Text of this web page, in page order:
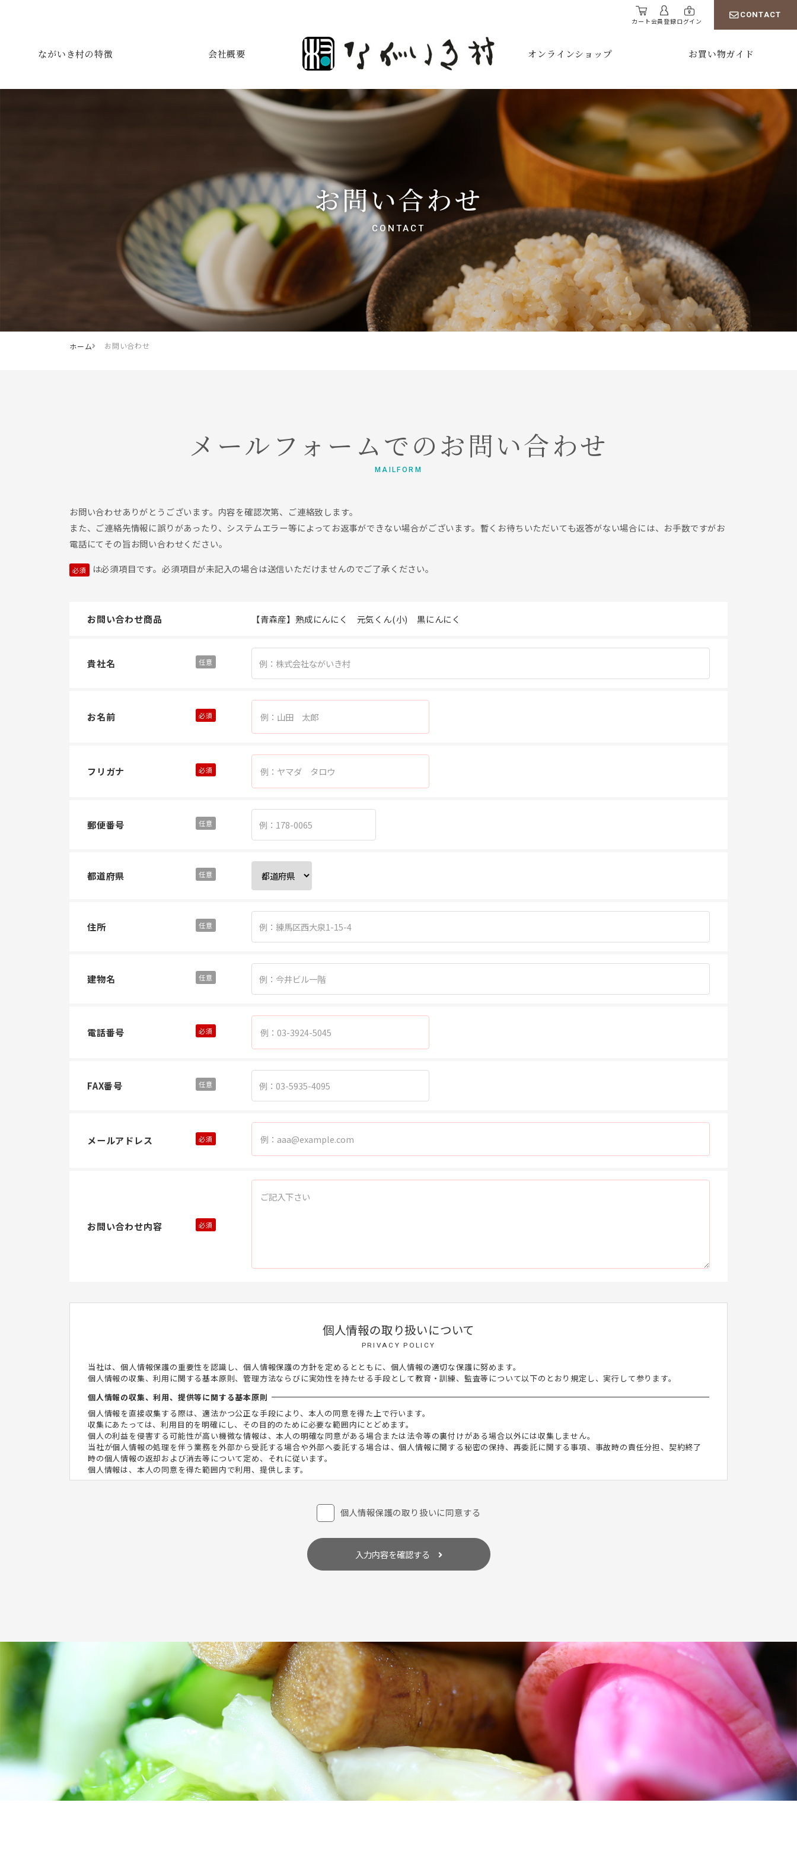
カート会員登録ログイン
CONTACT
ながいき村の特徴 会社概要 オンラインショップ お買い物ガイド
お問い合わせ
CONTACT
ホーム お問い合わせ
メールフォームでのお問い合わせ
MAILFORM
お問い合わせありがとうございます。内容を確認次第、ご連絡致します。
また、ご連絡先情報に誤りがあったり、システムエラー等によってお返事ができない場合がございます。暫くお待ちいただいても返答がない場合には、お手数ですがお
電話にてその旨お問い合わせください。
は必須項目です。必須項目が未記入の場合は送信いただけませんのでご了承ください。
お問い合わせ商品 【青森産】熟成にんにく 元気くん(小) 黒にんにく
貴社名
お名前
フリガナ
郵便番号
都道府県
住所
建物名
電話番号
FAX番号
メールアドレス
お問い合わせ内容
個人情報の取り扱いについて
PRIVACY POLICY
当社は、個人情報保護の重要性を認識し、個人情報保護の方針を定めるとともに、個人情報の適切な保護に努めます。
個人情報の収集、利用に関する基本原則、管理方法ならびに実効性を持たせる手段として教育・訓練、監査等について以下のとおり規定し、実行して参ります。
個人情報の収集、利用、提供等に関する基本原則
個人情報を直接収集する際は、適法かつ公正な手段により、本人の同意を得た上で行います。
収集にあたっては、利用目的を明確にし、その目的のために必要な範囲内にとどめます。
個人の利益を侵害する可能性が高い機微な情報は、本人の明確な同意がある場合または法令等の裏付けがある場合以外には収集しません。
当社が個人情報の処理を伴う業務を外部から受託する場合や外部へ委託する場合は、個人情報に関する秘密の保持、再委託に関する事項、事故時の責任分担、契約終了
時の個人情報の返却および消去等について定め、それに従います。
個人情報は、本人の同意を得た範囲内で利用、提供します。
当社が直接収集または外部から業務を受託する際に入手した個人情報は、正確な状態に保ち、不正アクセス、紛失・破壊・改ざんおよび漏洩等を防止するための措置を講
当社は、個人情報の保護に関係する日本の法令及びその他の規範を遵守し、本方針の継続的改善に努めます。
個人情報保護の取り扱いに同意する
入力内容を確認する